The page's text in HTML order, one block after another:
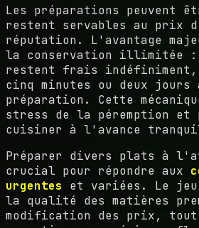
Les préparations peuvent
restent servables au prix
réputation. L'avantage
la conservation illimitée
restent frais
cinq minutes ou deux jours
préparation. Cette
stress de la péremption et
cuisiner à l'avance
Préparer divers plats à
crucial pour répondre aux
urgentes et variées. Le jeu
la qualité des matières
modification des prix,